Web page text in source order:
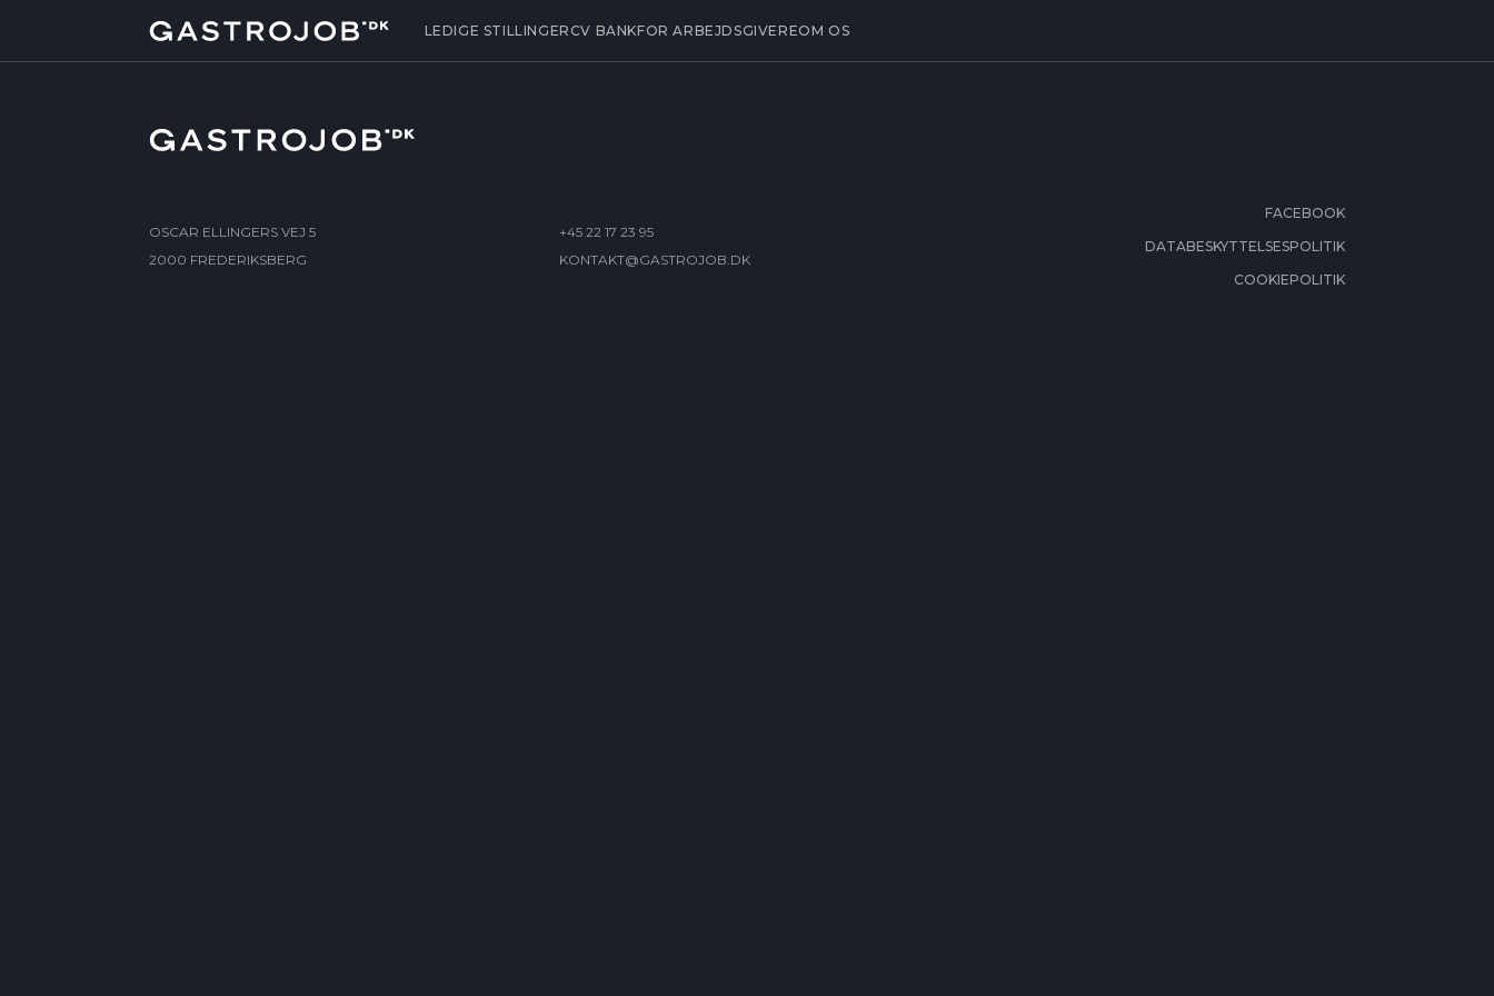
LEDIGE STILLINGER CV BANKFOR ARBEJDSGIVEREOM OS
OSCAR ELLINGERS VEJ 5
2000 FREDERIKSBERG
+45 22 17 23 95
KONTAKT@GASTROJOB.DK
FACEBOOK
DATABESKYTTELSESPOLITIK
COOKIEPOLITIK